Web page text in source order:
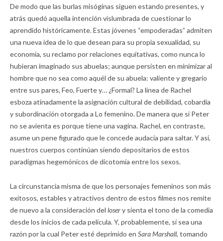
De modo que las burlas misóginas siguen estando presentes, y
atrás quedó aquella intención vislumbrada de cuestionar lo
aprendido históricamente. Estas jóvenes “empoderadas” admiten
una nueva idea de lo que desean para su propia sexualidad, su
economía, su reclamo por relaciones equitativas, como nunca lo
hubieran imaginado sus abuelas; aunque persisten en minimizar al
hombre que no sea como aquél de su abuela: valiente y gregario
entre sus pares, Feo, Fuerte y… ¿Formal? La línea de Rachel
esboza atinadamente la asignación cultural de debilidad, cobardía
y subordinación otorgada a Lo femenino. De manera que si Peter
no se avienta es porque tiene una vagina. Rachel, en contraste,
asume un pene figurado que le concede audacia para saltar. Y así,
nuestros cuerpos continúan siendo depositarios de estos
paradigmas hegemónicos de dicotomía entre los sexos.
La circunstancia misma de que los personajes femeninos son más
exitosos, estables y atractivos dentro de estos filmes nos remite
de nuevo a la consideración del losery sienta el tono de la comedia
desde los inicios de cada película. Y, probablemente, sí sea una
razón por la cual Peter esté deprimido en Sara Marshall, tomando